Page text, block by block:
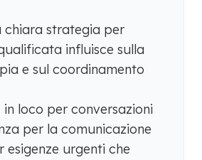
chiara strategia per
influisce sulla
e sul coordinamento
loco per conversazioni
per la comunicazione
urgenti che